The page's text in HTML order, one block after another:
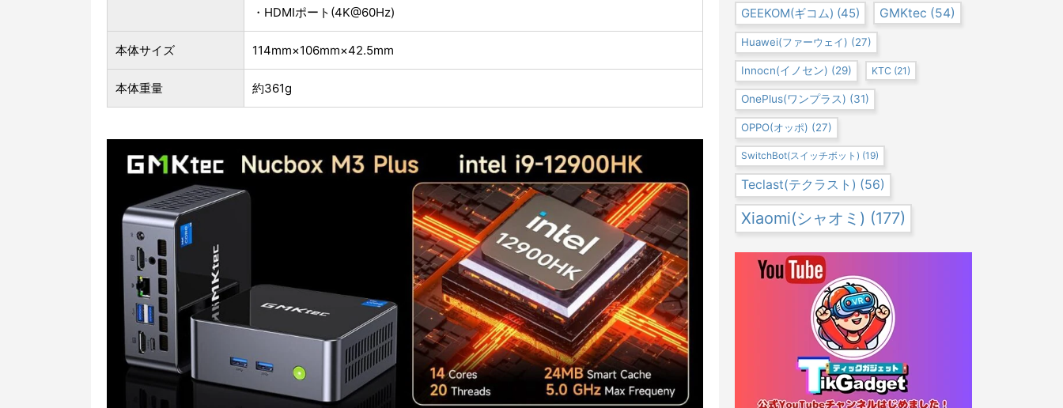
・HDMIポート(4K@60Hz)
本体サイズ 114mm×106mm×42.5mm
本体重量 約361g
GEEKOM(ギコム) (45) GMKtec (54)
Huawei(ファーウェイ) (27)
Innocn(イノセン) (29) KTC (21)
OnePlus(ワンプラス) (31)
OPPO(オッポ) (27)
SwitchBot(スイッチボット) (19)
Teclast(テクラスト) (56)
Xiaomi(シャオミ) (177)